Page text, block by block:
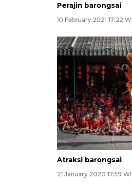
Perajin barongsai
10 February 2021 17:22
Atraksi barongsai
21 January 2020 17:59